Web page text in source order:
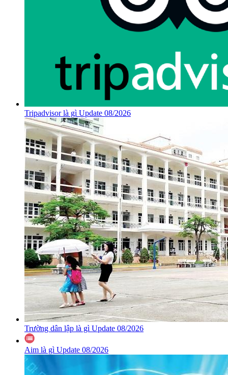
Tripadvisor là gì Update 08/2026
Trường dân lập là gì Update 08/2026
Aim là gì Update 08/2026